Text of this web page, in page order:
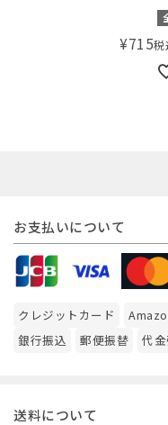
¥715税
お支払いについて
クレジットカード
銀行振込
郵便振替 代
送料について